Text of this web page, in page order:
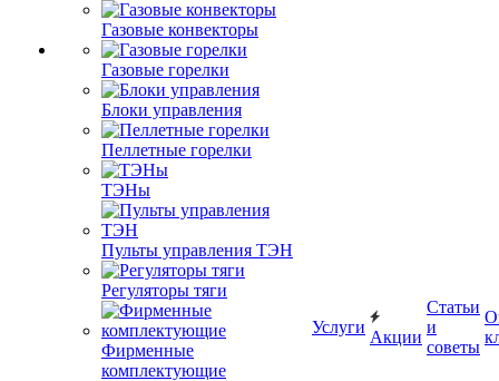
Газовые конвекторы
Газовые горелки
Блоки управления
Пеллетные горелки
ТЭНы
Пульты управления ТЭН
Регуляторы тяги
Фирменные
комплектующие
Услуги
Акции
Статьи
и
советы